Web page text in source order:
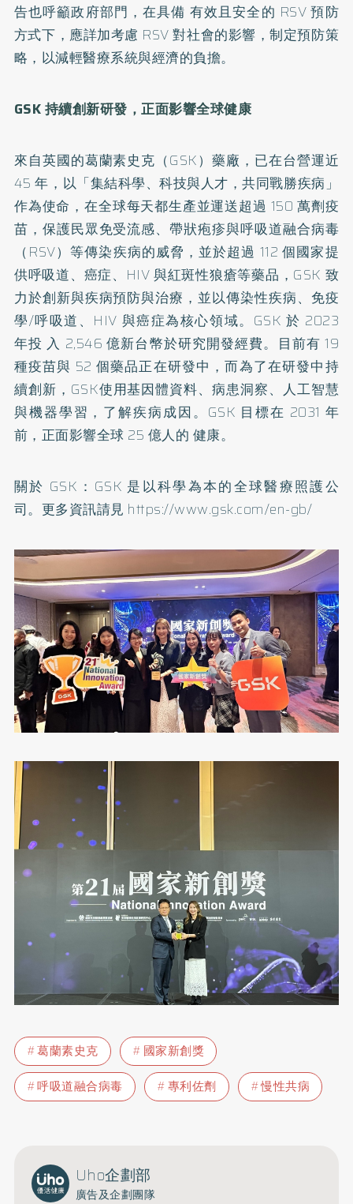
告也呼籲政府部門，在具備 有效且安全的 RSV 預防
方式下，應詳加考慮 RSV 對社會的影響，制定預防策
略，以減輕醫療系統與經濟的負擔。
GSK 持續創新研發，正面影響全球健康
來自英國的葛蘭素史克（GSK）藥廠，已在台營運近
45 年，以「集結科學、科技與人才，共同戰勝疾病」
作為使命，在全球每天都生產並運送超過 150 萬劑疫
苗，保護民眾免受流感、帶狀疱疹與呼吸道融合病毒
（RSV）等傳染疾病的威脅，並於超過 112 個國家提
供呼吸道、癌症、HIV 與紅斑性狼瘡等藥品，GSK 致
力於創新與疾病預防與治療，並以傳染性疾病、免疫
學/呼吸道、HIV 與癌症為核心領域。GSK 於 2023
年投 入 2,546 億新台幣於研究開發經費。目前有 19
種疫苗與 52 個藥品正在研發中，而為了在研發中持
續創新，GSK使用基因體資料、病患洞察、人工智慧
與機器學習，了解疾病成因。GSK 目標在 2031 年
前，正面影響全球 25 億人的 健康。
關於 GSK：GSK 是以科學為本的全球醫療照護公
司。更多資訊請見 https://www.gsk.com/en-gb/
葛蘭素史克
國家新創獎
呼吸道融合病毒
專利佐劑 慢性共病
Uho企劃部
廣告及企劃團隊